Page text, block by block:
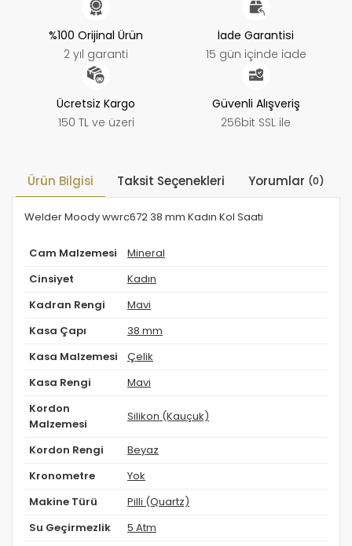
%100 Orijinal Ürün
2 yıl garanti
İade Garantisi
15 gün içinde iade
Ücretsiz Kargo
150 TL ve üzeri
Güvenli Alışveriş
256bit SSL ile
Ürün Bilgisi Taksit Seçenekleri Yorumlar (0)
Welder Moody wwrc672 38 mm Kadın Kol Saati
Cam Malzemesi Mineral
Cinsiyet Kadın
Kadran Rengi Mavi
Kasa Çapı 38 mm
Kasa Malzemesi Çelik
Kasa Rengi Mavi
Kordon
Malzemesi
Silikon (Kauçuk)
Kordon Rengi Beyaz
Kronometre Yok
Makine Türü Pilli (Quartz)
Su Geçirmezlik 5 Atm